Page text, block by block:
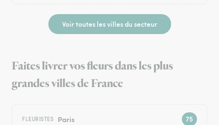
Voir toutes les villes du secteur
Faites livrer vos fleurs dans les plus
grandes villes de France
FLEURISTES Paris